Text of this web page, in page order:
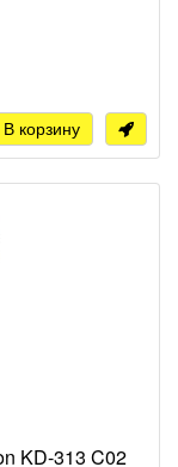
В корзину
KD-313 C02